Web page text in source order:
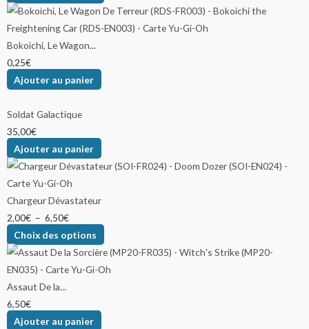
Bokoichi, Le Wagon...
0,25€
Ajouter au panier
Soldat Galactique
35,00€
Ajouter au panier
Chargeur Dévastateur
2,00€ – 6,50€
Choix des options
Assaut De la...
6,50€
Ajouter au panier